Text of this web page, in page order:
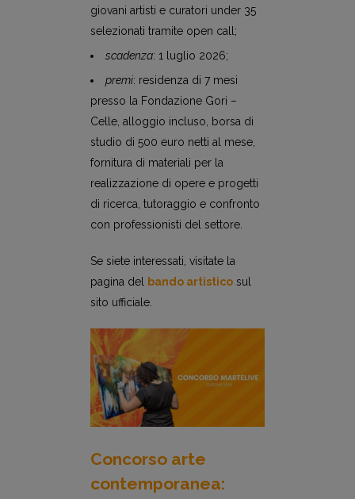
giovani artisti e curatori under 35
selezionati tramite open call;
scadenza: 1 luglio 2026;
premi: residenza di 7 mesi
presso la Fondazione Gori –
Celle, alloggio incluso, borsa di
studio di 500 euro netti al mese,
fornitura di materiali per la
realizzazione di opere e progetti
di ricerca, tutoraggio e confronto
con professionisti del settore.
Se siete interessati, visitate la
pagina del
bando artisticosul
sito ufficiale.
Concorso arte
contemporanea: